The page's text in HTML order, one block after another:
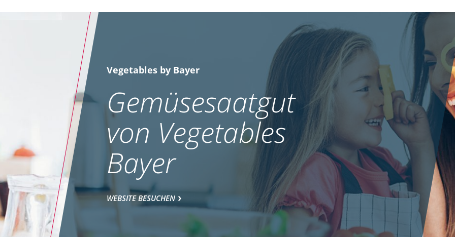
Vegetables by Bayer
Gemüsesaatgut
von Vegetables
Bayer
WEBSITE BESUCHEN